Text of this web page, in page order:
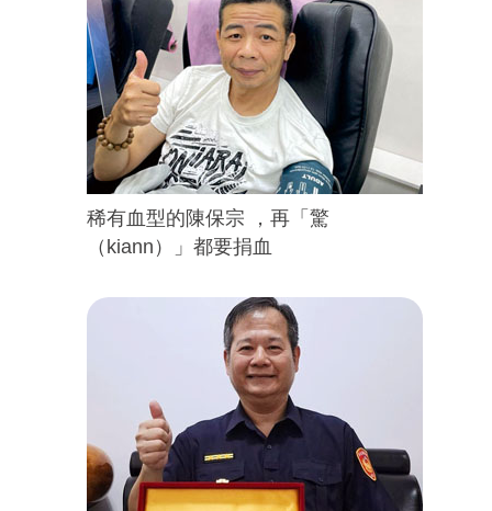
稀有血型的陳保宗 ，再「驚
（kiann）」都要捐血